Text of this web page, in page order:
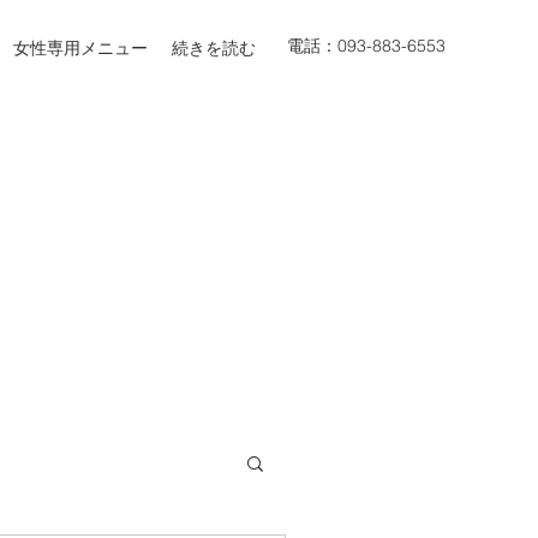
女性専用メニュー 続きを読む 電話：093-883-6553